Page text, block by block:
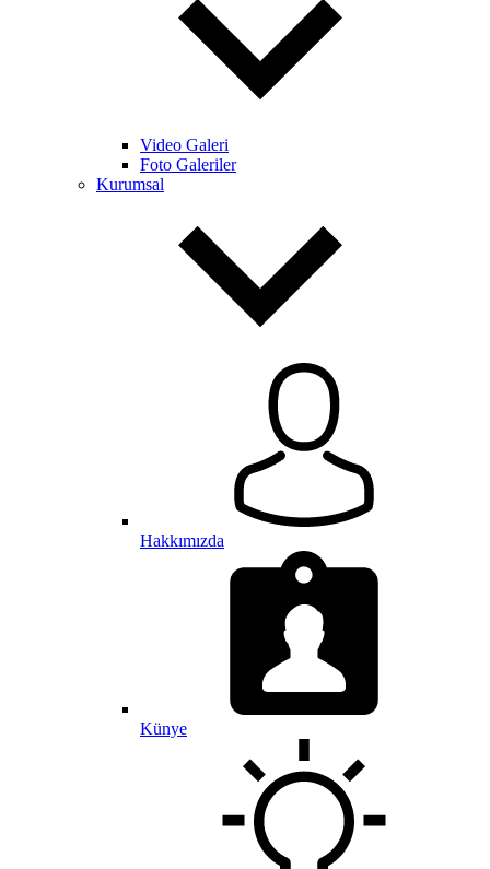
Video Galeri
Foto Galeriler
Kurumsal
Hakkımızda
Künye